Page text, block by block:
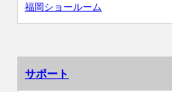
福岡ショールーム
サポート